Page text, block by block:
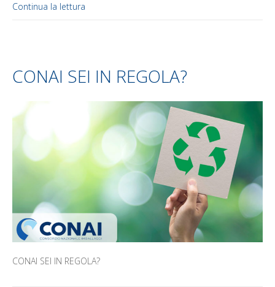
Continua la lettura
CONAI SEI IN REGOLA?
CONAI SEI IN REGOLA?